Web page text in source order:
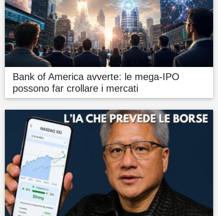
Bank of America avverte: le mega-IPO
possono far crollare i mercati